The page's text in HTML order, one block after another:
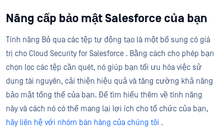
Nâng cấp bảo mật Salesforce của bạn
Tính năng Bỏ qua các tệp tự động tạo là một bổ sung có giá
trị cho Cloud Security for Salesforce . Bằng cách cho phép bạn
chọn lọc các tệp cần quét, nó giúp bạn tối ưu hóa việc sử
dụng tài nguyên, cải thiện hiệu quả và tăng cường khả năng
bảo mật tổng thể của bạn. Để tìm hiểu thêm về tính năng
này và cách nó có thể mang lại lợi ích cho tổ chức của bạn,
hãy liên hệ với nhóm bán hàng của chúng tôi .